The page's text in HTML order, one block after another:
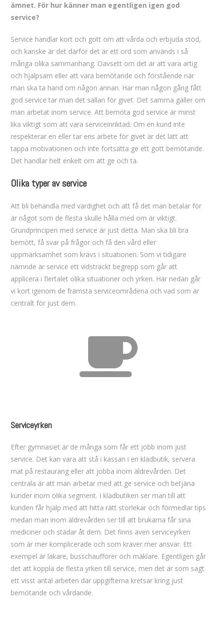
ämnet. För hur känner man egentligen igen god
service?
Service handlar kort och gott om att vårda och erbjuda stöd,
och kanske är det därför det är ett ord som används i så
många olika sammanhang. Oavsett om det är att vara artig
och hjälpsam eller att vara bemötande och förstående när
man ska ta hand om någon annan. Har man någon gång fått
god service tar man det sällan för givet. Det samma gäller om
man arbetat inom service. Att bemöta god service är minst
lika viktigt som att vara serviceinriktad. Om en kund inte
respekterar en eller tar ens arbete för givet är det lätt att
tappa motivationen och inte fortsätta ge ett gott bemötande.
Det handlar helt enkelt om att ge och ta.
Olika typer av service
Att bli behandla med värdighet och att få det man betalar för
är något som de flesta skulle hålla med om är viktigt.
Grundprincipen med service är just detta. Man ska bli bra
bemött, få svar på frågor och få den vård eller
uppmärksamhet som krävs i situationen. Som vi tidigare
nämnde är service ett vidsträckt begrepp som går att
applicera i flertalet olika situationer och yrken. Här nedan går
vi kort igenom de främsta serviceområdena och vad som är
centralt för just dem.
Serviceyrken
Efter gymnasiet är de många som får ett jobb inom just
service. Det kan vara att stå i kassan i en klädbutik, servera
mat på restaurang eller att jobba inom äldrevården. Det
centrala är att man arbetar med att ge service och betjäna
kunder inom olika segment. I klädbutiken ser man till att
kunden får hjälp med att hitta rätt storlekar och förmedlar tips
medan man inom äldrevården ser till att brukarna får sina
mediciner och städar åt dem. Det finns även serviceyrken
som är mer komplicerade och som kräver mer ansvar. Ett
exempel är läkare, busschaufförer och mäklare. Egentligen går
det att koppla de flesta yrken till service, men det är som sagt
ett visst antal arbeten där uppgifterna kretsar kring just
bemötande och vårdande.